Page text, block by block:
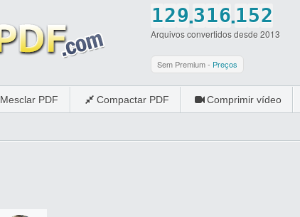
1
2
3
4
5
6
2
3
4
5
6
7
9
0
.3
4
5
6
7
8
1
2
3
4
5
6
6
7
8
9
0
.1
2
3
4
5
6
5
6
8
9
0
2
3
5
6
7
Arquivos convertidos desde 2013
Sem Premium - Preços
Mesclar PDF Compactar PDF Comprimir vídeo